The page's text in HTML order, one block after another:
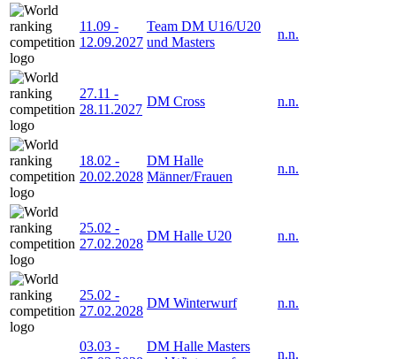
11.09 -
12.09.2027
Team DM U16/U20
und Masters
n.n.
27.11 -
28.11.2027
DM Cross n.n.
18.02 -
20.02.2028
DM Halle
Männer/Frauen
n.n.
25.02 -
27.02.2028
DM Halle U20 n.n.
25.02 -
27.02.2028
DM Winterwurf n.n.
03.03 -
DM Halle Masters
n.n.